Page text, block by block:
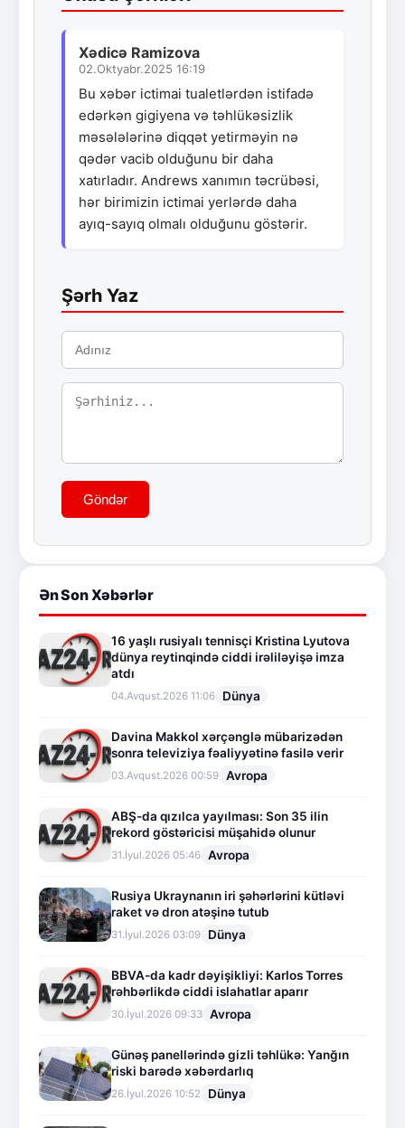
Xədicə Ramizova
02.Oktyabr.2025 16:19
Bu xəbər ictimai tualetlərdən istifadə
edərkən gigiyena və təhlükəsizlik
məsələlərinə diqqət yetirməyin nə
qədər vacib olduğunu bir daha
xatırladır. Andrews xanımın təcrübəsi,
hər birimizin ictimai yerlərdə daha
ayıq-sayıq olmalı olduğunu göstərir.
Şərh Yaz
Göndər
Ən Son Xəbərlər
16 yaşlı rusiyalı tennisçi Kristina Lyutova
dünya reytinqində ciddi irəliləyişə imza
atdı
04.Avqust.2026 11:06 Dünya
Davina Makkol xərçənglə mübarizədən
sonra televiziya fəaliyyətinə fasilə verir
03.Avqust.2026 00:59 Avropa
ABŞ-da qızılca yayılması: Son 35 ilin
rekord göstəricisi müşahidə olunur
31.İyul.2026 05:46 Avropa
Rusiya Ukraynanın iri şəhərlərini kütləvi
raket və dron atəşinə tutub
31.İyul.2026 03:09 Dünya
BBVA-da kadr dəyişikliyi: Karlos Torres
rəhbərlikdə ciddi islahatlar aparır
30.İyul.2026 09:33 Avropa
Günəş panellərində gizli təhlükə: Yanğın
riski barədə xəbərdarlıq
26.İyul.2026 10:52 Dünya